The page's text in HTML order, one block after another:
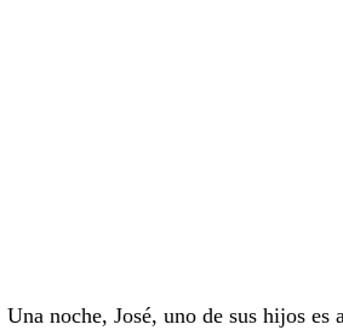
noche, José, uno de sus hijos es